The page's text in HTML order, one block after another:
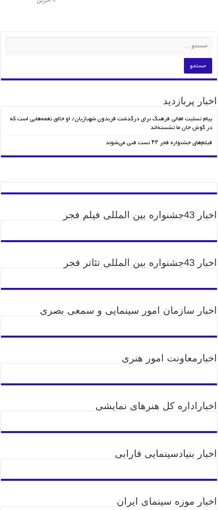
اخبار پربازدید
پیام تسلیت اهالی فرهنگ برای درگذشت فریدون شهبازیان/ او خالق نغمه‌هایی است که
در گوش جان ما نشسته‌اند
فیلم‌های جشنواره فجر ۴۳ تست فنی می‌شوند
اخبار 43جشنواره بین المللی فیلم فجر
اخبار 43جشنواره بین المللی تئاتر فجر
اخبار سازمان امور سینمایی و سمعی بصری
اخبارمعاونت امور هنری
اخباراداره کل هنرهای نمایشی
اخبار بنیادسینمایی فارابی
اخبار موزه سینمای ایران